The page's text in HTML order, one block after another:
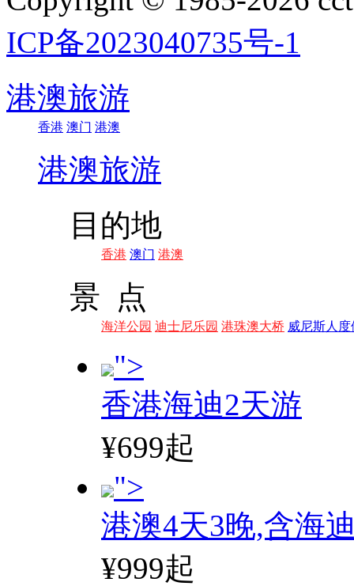
ICP备2023040735号-1
港澳旅游
香港 澳门 港澳
港澳旅游
目的地
香港 澳门 港澳
景 点
海洋公园 迪士尼乐园 港珠澳大桥 威尼斯人度
">
香港海迪2天游
¥699起
">
港澳4天3晚,含海
¥999起